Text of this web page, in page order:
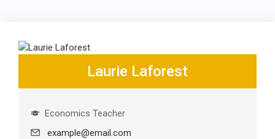
Laurie Laforest
Economics Teacher
example@email.com